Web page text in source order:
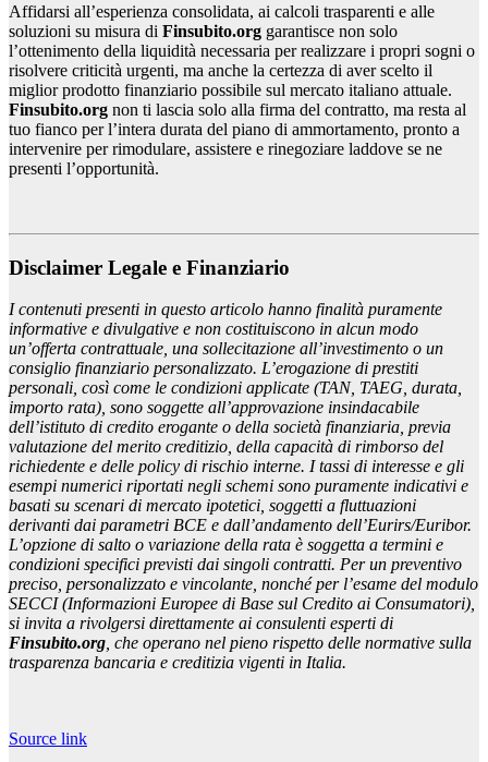
Affidarsi all’esperienza consolidata, ai calcoli trasparenti e alle
soluzioni su misura di Finsubito.org garantisce non solo
l’ottenimento della liquidità necessaria per realizzare i propri sogni o
risolvere criticità urgenti, ma anche la certezza di aver scelto il
miglior prodotto finanziario possibile sul mercato italiano attuale.
Finsubito.org non ti lascia solo alla firma del contratto, ma resta al
tuo fianco per l’intera durata del piano di ammortamento, pronto a
intervenire per rimodulare, assistere e rinegoziare laddove se ne
presenti l’opportunità.
Disclaimer Legale e Finanziario
I contenuti presenti in questo articolo hanno finalità puramente
informative e divulgative e non costituiscono in alcun modo
un’offerta contrattuale, una sollecitazione all’investimento o un
consiglio finanziario personalizzato. L’erogazione di prestiti
personali, così come le condizioni applicate (TAN, TAEG, durata,
importo rata), sono soggette all’approvazione insindacabile
dell’istituto di credito erogante o della società finanziaria, previa
valutazione del merito creditizio, della capacità di rimborso del
richiedente e delle policy di rischio interne. I tassi di interesse e gli
esempi numerici riportati negli schemi sono puramente indicativi e
basati su scenari di mercato ipotetici, soggetti a fluttuazioni
derivanti dai parametri BCE e dall’andamento dell’Eurirs/Euribor.
L’opzione di salto o variazione della rata è soggetta a termini e
condizioni specifici previsti dai singoli contratti. Per un preventivo
preciso, personalizzato e vincolante, nonché per l’esame del modulo
SECCI (Informazioni Europee di Base sul Credito ai Consumatori),
si invita a rivolgersi direttamente ai consulenti esperti di
Finsubito.org , che operano nel pieno rispetto delle normative sulla
trasparenza bancaria e creditizia vigenti in Italia.
articoli
Source link